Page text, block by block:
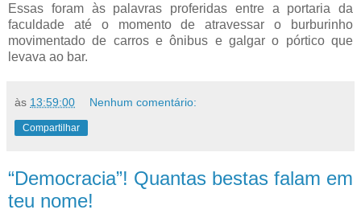
Essas foram às palavras proferidas entre a portaria da
faculdade até o momento de atravessar o burburinho
movimentado de carros e ônibus e galgar o pórtico que
levava ao bar.
às 13:59:00 Nenhum comentário:
Compartilhar
“Democracia”! Quantas bestas falam em
teu nome!